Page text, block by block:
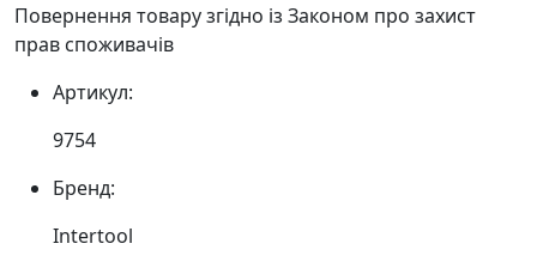
Повернення товару згідно із Законом про захист
прав споживачів
Артикул:
9754
Бренд:
Intertool